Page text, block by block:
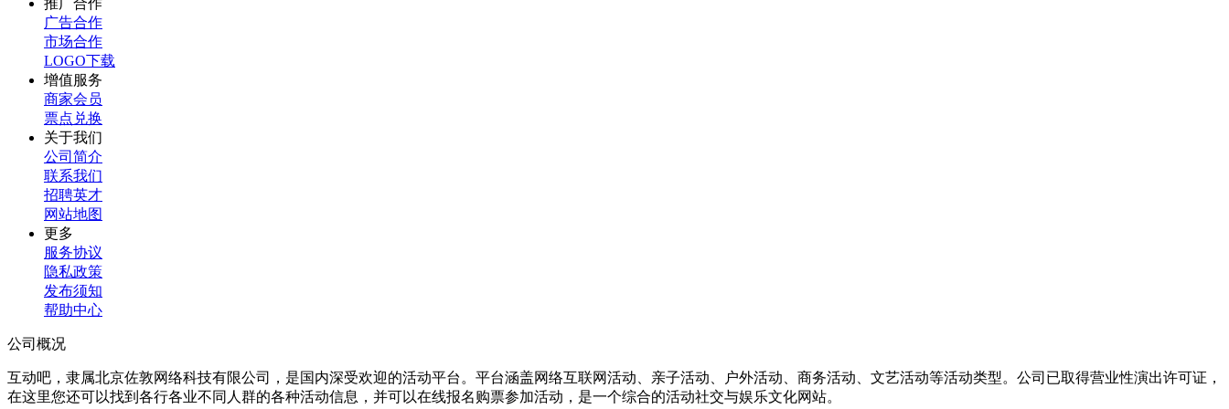
推广合作
广告合作
市场合作
LOGO下载
增值服务
商家会员
票点兑换
关于我们
公司简介
联系我们
招聘英才
网站地图
更多
服务协议
隐私政策
发布须知
帮助中心
公司概况
互动吧，隶属北京佐敦网络科技有限公司，是国内深受欢迎的活动平台。平台涵盖网络互联网活动、亲子活动、户外活动、商务活动、文艺活动等活动类型。公司已取得营业性演出许可证，
在这里您还可以找到各行各业不同人群的各种活动信息，并可以在线报名购票参加活动，是一个综合的活动社交与娱乐文化网站。